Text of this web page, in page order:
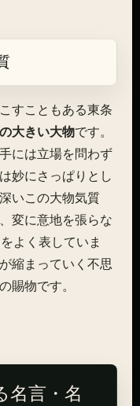
すこともある東条
大きい大物です。
には立場を問わず
妙にさっぱりとし
いこの大物気質
変に意地を張らな
よく表していま
縮まっていく不思
賜物です。
名言・名